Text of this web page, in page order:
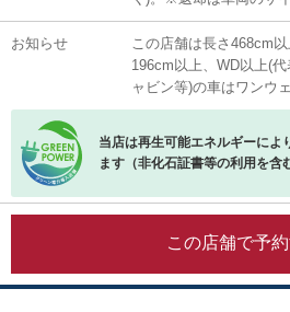
お知らせ
この店舗は長さ468cm
196cm以上、WD以上(
ャビン等)の車はワンウ
当店は再生可能エネルギーによ
ます（非化石証書等の利用を含
この店舗で予